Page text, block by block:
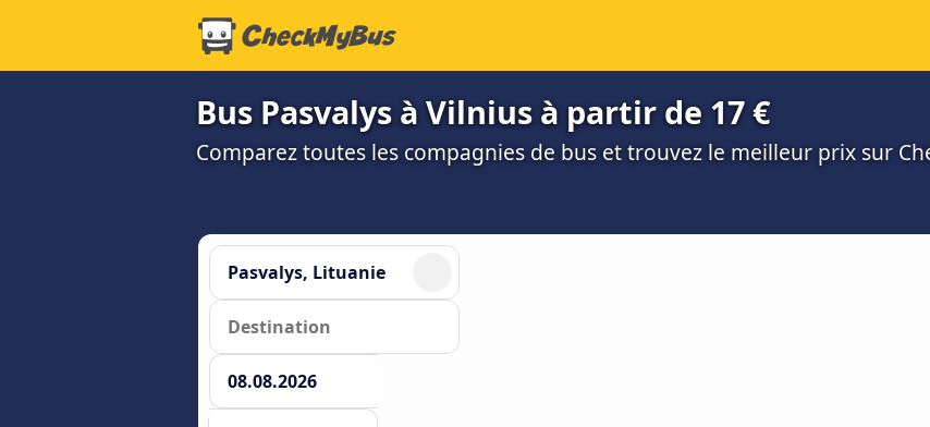
Bus Pasvalys à Vilnius à partir de 17 €
Comparez toutes les compagnies de bus et trouvez le meilleur prix sur